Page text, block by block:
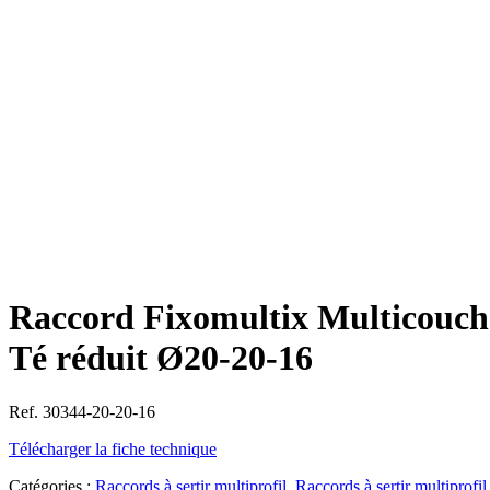
Raccord Fixomultix
Té réduit Ø20-20-16
Ref. 30344-20-20-16
Télécharger la fiche technique
Catégories : Raccords à sertir multiprofil Raccords à sertir multiprofil